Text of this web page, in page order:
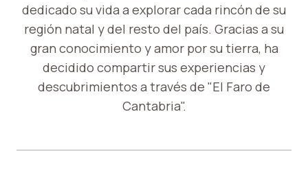
dedicado su vida a explorar cada rincón de su
región natal y del resto del país. Gracias a su
gran conocimiento y amor por su tierra, ha
decidido compartir sus experiencias y
descubrimientos a través de "El Faro de
Cantabria".